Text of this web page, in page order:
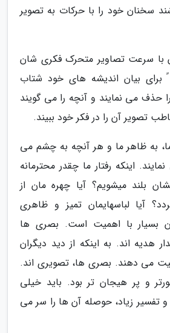
سخنان خود را با حرکات به تصویر
سرعت تصاویر متحرک فکری شان
برای بیان اندیشه های خود شتاب
حذف می نمایند و آنچه را می گویند
تصویر آن را در فکر خود ببیند.
ما، به ظاهر ما و هر آنچه به چشم می
اینکه رفتار ما چقدر محترمانه
بلند میشویم؟ آیا چهره مان از
آیا لباسهایمان تمیز و ظاهری
بسیار با اهمیت است. بصری ها
هدیه اند. به اینکه از دید دیگران
می دهند. بصری ها، تصویری اند.
و پر هیجان تر بود. باید خیلی
زیاد، حوصله آن ها را سر می